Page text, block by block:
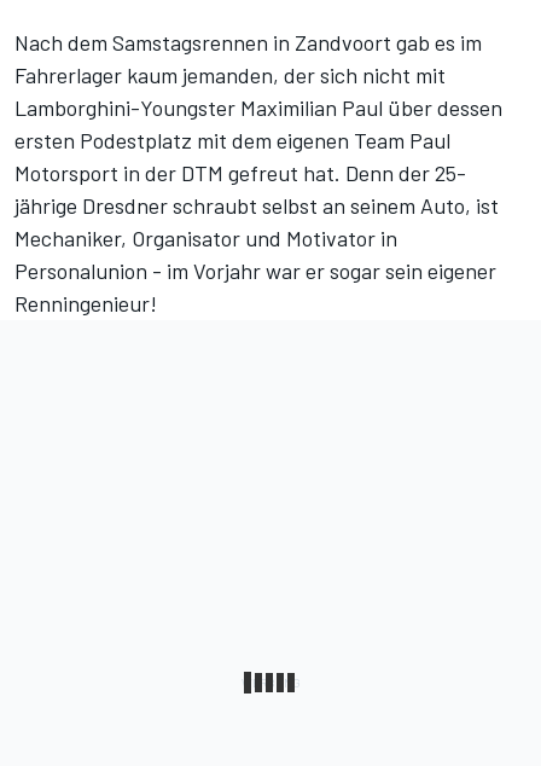
Nach dem Samstagsrennen in Zandvoort gab es im
Fahrerlager kaum jemanden, der sich nicht mit
Lamborghini-Youngster Maximilian Paul über dessen
ersten Podestplatz mit dem eigenen Team Paul
Motorsport in der DTM gefreut hat. Denn der 25-
jährige Dresdner schraubt selbst an seinem Auto, ist
Mechaniker, Organisator und Motivator in
Personalunion - im Vorjahr war er sogar sein eigener
Renningenieur!